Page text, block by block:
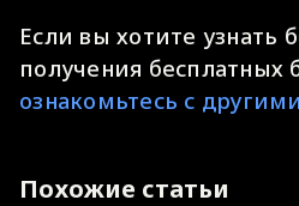
Если вы хотите узнать
получения бесплатных
ознакомьтесь с
Похожие статьи